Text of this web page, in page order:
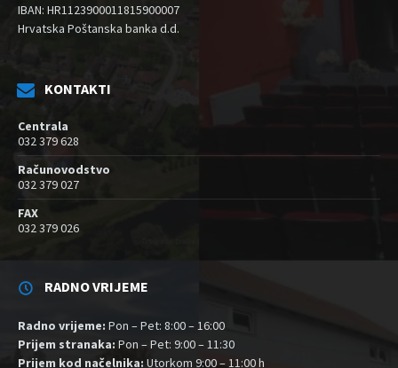
IBAN: HR1123900011815900007
Hrvatska Poštanska banka d.d.
KONTAKTI
Centrala
032 379 628
Računovodstvo
032 379 027
FAX
032 379 026
RADNO VRIJEME
Radno vrijeme: Pon – Pet: 8:00 – 16:00
Prijem stranaka: Pon – Pet: 9:00 – 11:30
Prijem kod načelnika: Utorkom 9:00 – 11:00 h